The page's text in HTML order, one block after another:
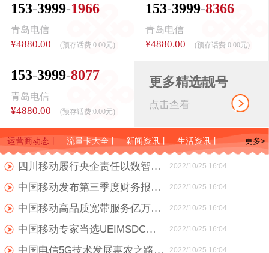
153 3999 1966
青岛电信
¥4880.00 (预存话费:0.00元)
153 3999 8366
青岛电信
¥4880.00 (预存话费:0.00元)
153 3999 8077
青岛电信
¥4880.00 (预存话费:0.00元)
更多精选靓号
点击查看
运营商动态 流量卡大全 丨 新闻资讯丨 生活资讯丨 更多>
四川移动履行央企责任以数智力量助力四川经济高速发展 2022/10/25 16:04
中国移动发布第三季度财务报告 整体呈现增收不增利 2022/10/25 16:04
中国移动高品质宽带服务亿万家庭智享美好生活 2022/10/25 16:04
中国移动专家当选UEIMSDC工作组主席 进一步提升了移动国际标准影响力 2022/10/25 16:04
中国电信5G技术发展惠农之路 为数智化乡村振兴插上腾飞的翅膀 2022/10/25 16:04